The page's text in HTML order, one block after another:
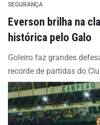
SEGURANÇA
Everson brilha na
histórica pelo Galo
Goleiro faz grandes
recorde de partidas do